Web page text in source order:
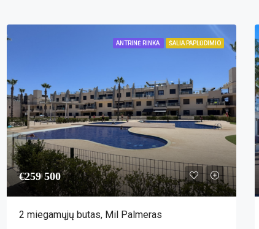
ANTRINĖ RINKA ŠALIA PAPLŪDIMIO
€259 500
2 miegamųjų butas, Mil Palmeras